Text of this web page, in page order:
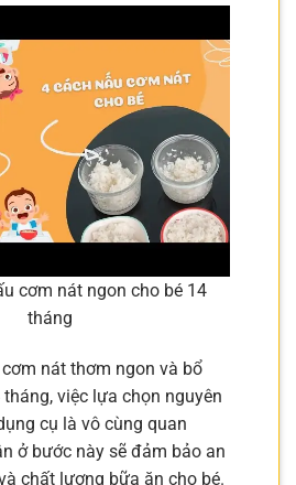
cơm nát ngon cho bé 14
tháng
nát thơm ngon và bổ
việc lựa chọn nguyên
cụ là vô cùng quan
ở bước này sẽ đảm bảo an
chất lượng bữa ăn cho bé.